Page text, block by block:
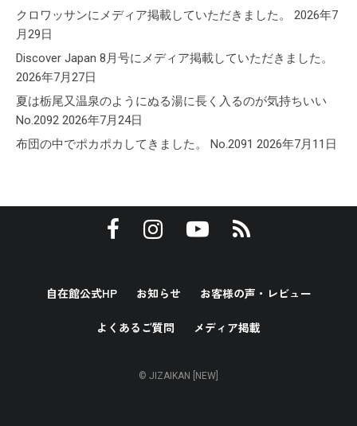
クロワッサンにメディア掲載していただきました。
2026年7
月29日
Discover Japan 8月号にメディア掲載していただきました。
2026年7月27日
夏は栃尾又温泉のようにぬる湯に長く入るのが気持ちいい
No.2092 2026年7月24日
布団の中でポカポカしてきました。 No.2091 2026年7月11日
自在館公式HP お知らせ お客様の声・レビュー
よくあるご質問 メディア掲載
© JIZAIKAN [NEW]